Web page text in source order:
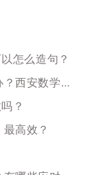
怎么造句？
高中第一学期月考数学不及格怎么办？西安数学一对一哪个好？
？
高效？